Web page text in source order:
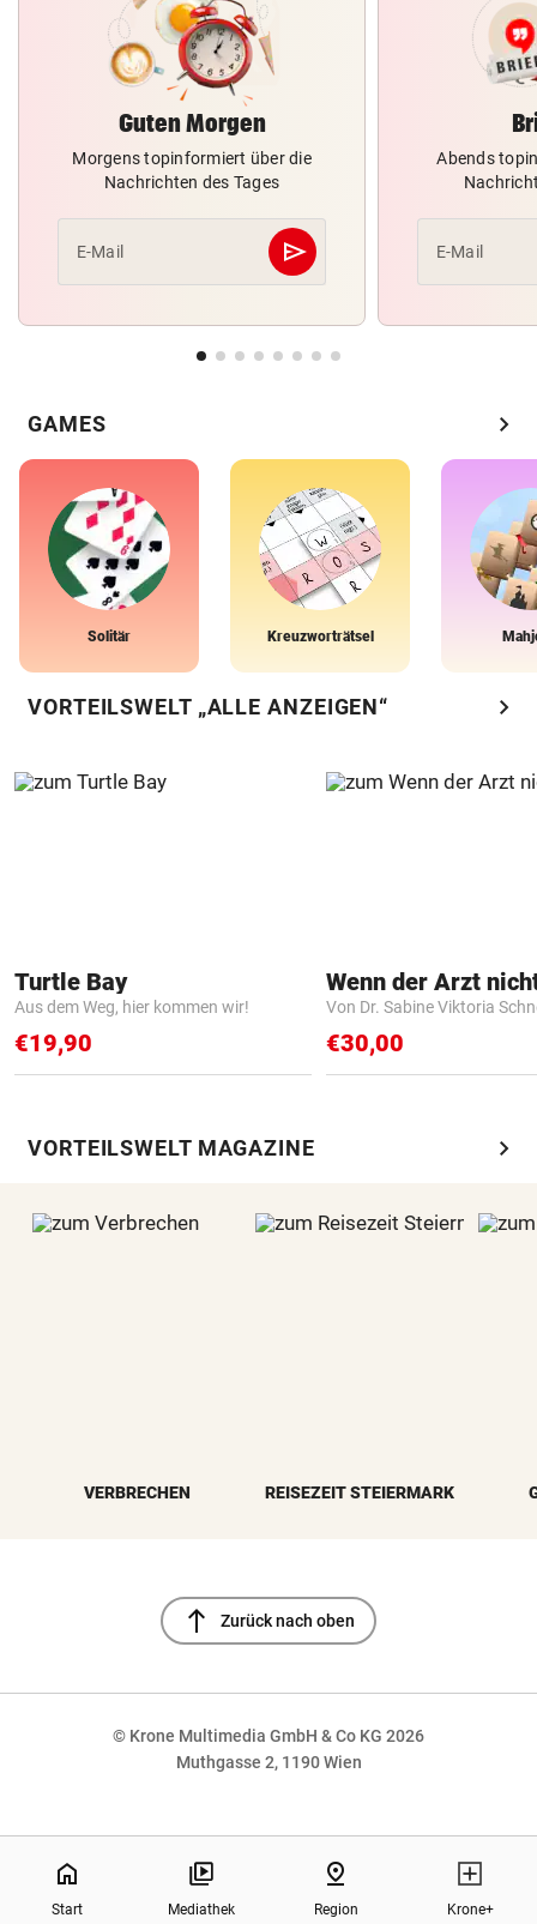
Guten Morgen
Morgens topinformiert über die
Nachrichten des Tages
E-Mail send
Abschicken
Abends
E-Mail
GAMES chevron_right
Solitär Kreuzworträtsel
VORTEILSWELT „ALLE ANZEIGEN“ chevron_right
Turtle Bay
Aus dem Weg, hier kommen wir!
€19,90
Von Dr. Sabine Viktoria
€30,00
VORTEILSWELT MAGAZINE chevron_right
VERBRECHEN REISEZEIT STEIERMARK
north Zurück nach oben
© Krone Multimedia GmbH & Co KG 2026
Muthgasse 2, 1190 Wien
home
Start Mediathek
pin_drop
Region Krone+
NaN%